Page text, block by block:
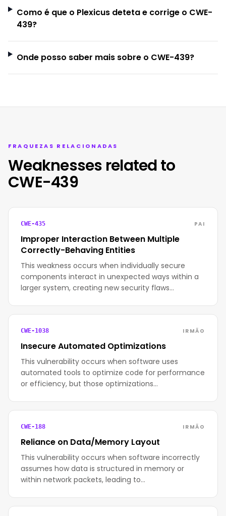
Como é que o Plexicus deteta e corrige o CWE-
439?
Onde posso saber mais sobre o CWE-439?
FRAQUEZAS RELACIONADAS
Weaknesses related to
CWE-439
CWE-435 PAI
Improper Interaction Between Multiple
Correctly-Behaving Entities
This weakness occurs when individually secure
components interact in unexpected ways within a
larger system, creating new security flaws…
CWE-1038 IRMÃO
Insecure Automated Optimizations
This vulnerability occurs when software uses
automated tools to optimize code for performance
or efficiency, but those optimizations…
CWE-188 IRMÃO
Reliance on Data/Memory Layout
This vulnerability occurs when software incorrectly
assumes how data is structured in memory or
within network packets, leading to…